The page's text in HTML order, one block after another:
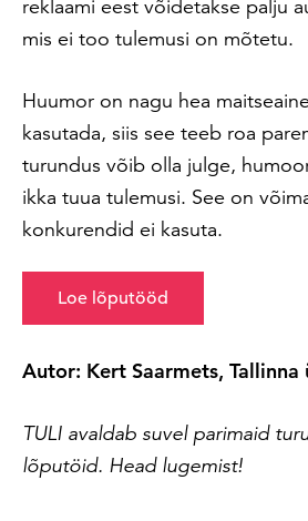
reklaami eest võidetakse palju
mis ei too tulemusi on mõtetu.
Huumor on nagu hea
kasutada, siis see teeb roa
turundus võib olla julge,
ikka tuua tulemusi. See on
konkurendid ei kasuta.
Loe lõputööd
Autor: Kert Saarmets, Tallinna
TULI avaldab suvel parimaid
lõputöid. Head lugemist!